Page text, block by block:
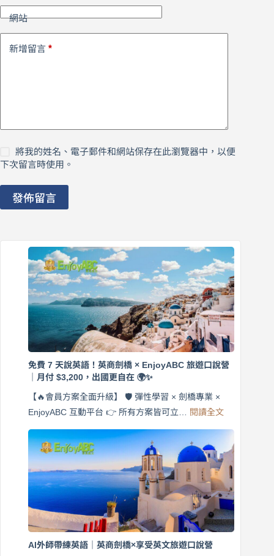
網站
新增留言 *
將我的姓名、電子郵件和網站保存在此瀏覽器中，以便
下次留言時使用。
發佈留言
免費 7 天說英語！英商劍橋 × EnjoyABC 旅遊口說營
｜月付 $3,200，出國更自在 🌍✨
【🔥會員方案全面升級】 🛡️ 彈性學習 × 劍橋專業 ×
EnjoyABC 互動平台 👉 所有方案皆可立… 閱讀全文:
費
天
說
英
語！
英
商
劍
AI外師帶練英語｜英商劍橋×享受英文旅遊口說營